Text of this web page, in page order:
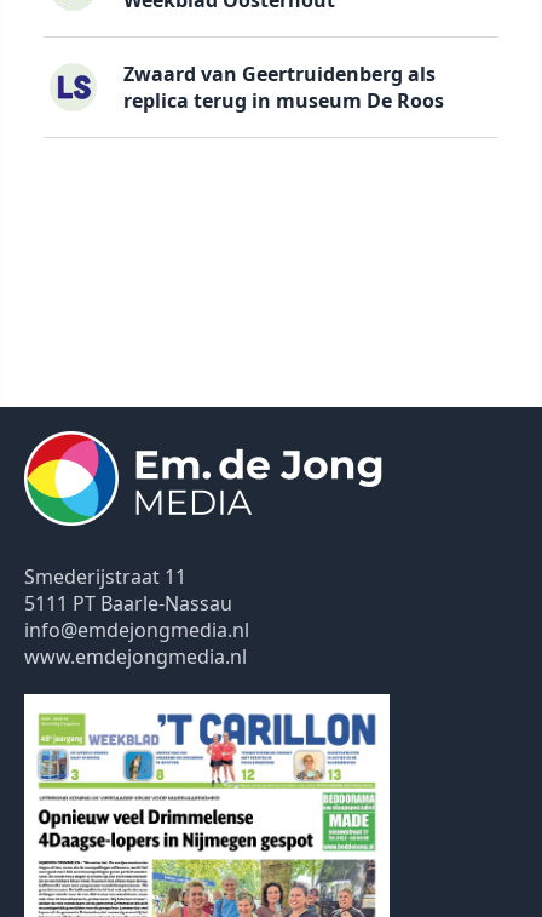
Zwaard van Geertruidenberg als
replica terug in museum De Roos
Smederijstraat 11
5111 PT Baarle-Nassau
info@emdejongmedia.nl
www.emdejongmedia.nl